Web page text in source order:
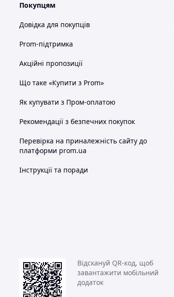
Покупцям
Довідка для покупців
Prom-підтримка
Акційні пропозиції
Що таке «Купити з Prom»
Як купувати з Пром-оплатою
Рекомендації з безпечних покупок
Перевірка на приналежність сайту до
платформи prom.ua
Інструкції та поради
Відскануй QR-код, щоб
завантажити мобільний
додаток